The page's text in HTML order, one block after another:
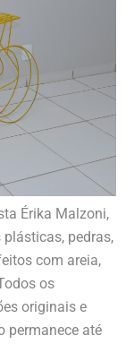
Érika Malzoni,
pedras,
com areia,
os
originais e
permanece até